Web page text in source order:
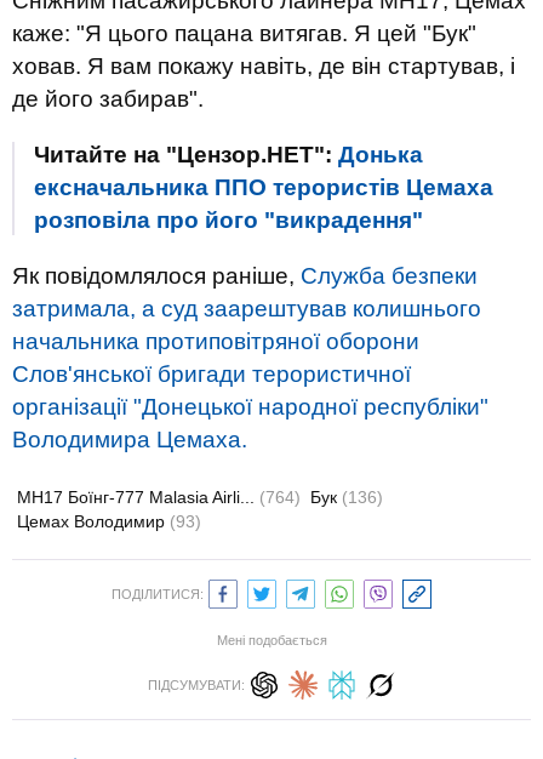
каже: "Я цього пацана витягав. Я цей "Бук"
ховав. Я вам покажу навіть, де він стартував, і
де його забирав".
Читайте на "Цензор.НЕТ": Донька
ексначальника ППО терористів Цемаха
розповіла про його "викрадення"
Як повідомлялося раніше, Служба безпеки
затримала, а суд заарештував колишнього
начальника протиповітряної оборони
Слов'янської бригади терористичної
організації "Донецької народної республіки"
Володимира Цемаха.
MH17 Боїнг-777 Malasia Airli... (764) Бук (136)
Цемах Володимир (93)
ПОДІЛИТИСЯ:
Мені подобається
ПІДСУМУВАТИ: